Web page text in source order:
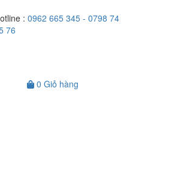
: 0962 665 345 - 0798 74
76
0 Giỏ hàng